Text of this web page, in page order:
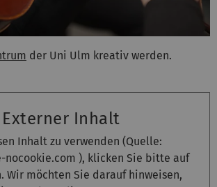
der Uni Ulm kreativ werden.
Externer Inhalt
Inhalt zu verwenden (Quelle:
nocookie.com ), klicken Sie bitte auf
Wir möchten Sie darauf hinweisen,